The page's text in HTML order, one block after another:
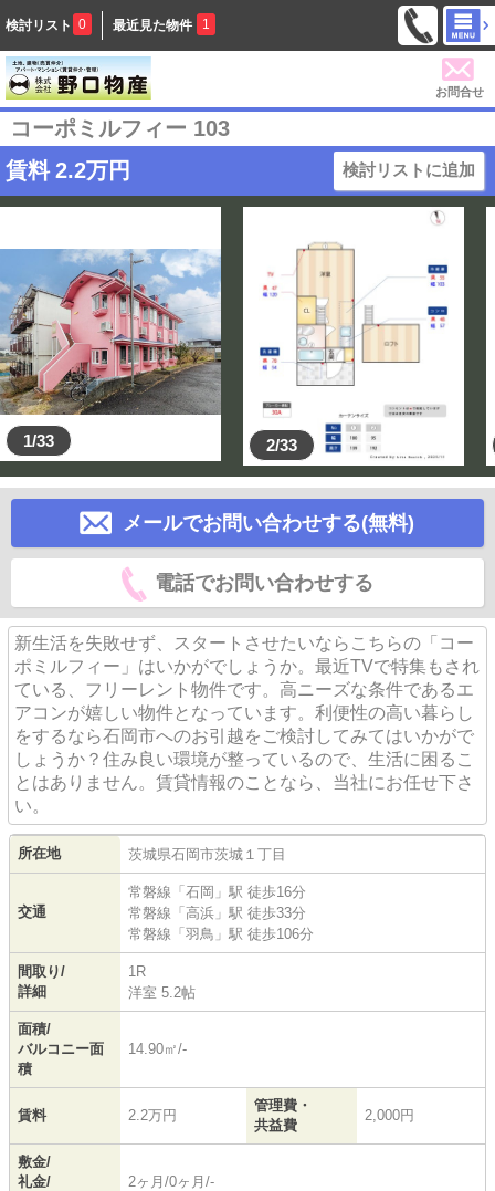
検討リスト 0 最近見た物件 1
お問合せ
コーポミルフィー 103
賃料 2.2万円 検討リストに追加
1/33 2/33
メールでお問い合わせする(無料)
電話でお問い合わせする
新生活を失敗せず、スタートさせたいならこちらの「コー
ポミルフィー」はいかがでしょうか。最近TVで特集もされ
ている、フリーレント物件です。高ニーズな条件であるエ
アコンが嬉しい物件となっています。利便性の高い暮らし
をするなら石岡市へのお引越をご検討してみてはいかがで
しょうか？住み良い環境が整っているので、生活に困るこ
とはありません。賃貸情報のことなら、当社にお任せ下さ
い。
所在地 茨城県石岡市茨城 １丁目
交通
常磐線 「 石岡 」駅 徒歩16分
常磐線 「 高浜 」駅 徒歩33分
常磐線 「 羽鳥 」駅 徒歩106分
間取り/
詳細
1R
洋室 5.2帖
面積/
バルコニー面
積
14.90㎡/-
賃料 2.2万円
管理費・
共益費
2,000円
敷金/
礼金/
2ヶ月/0ヶ月/-